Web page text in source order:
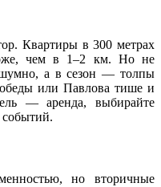
Квартиры в 300 метрах
чем в 1–2 км. Но не
шумно, а в сезон — толпы
или Павлова тише и
— аренда, выбирайте
но вторичные